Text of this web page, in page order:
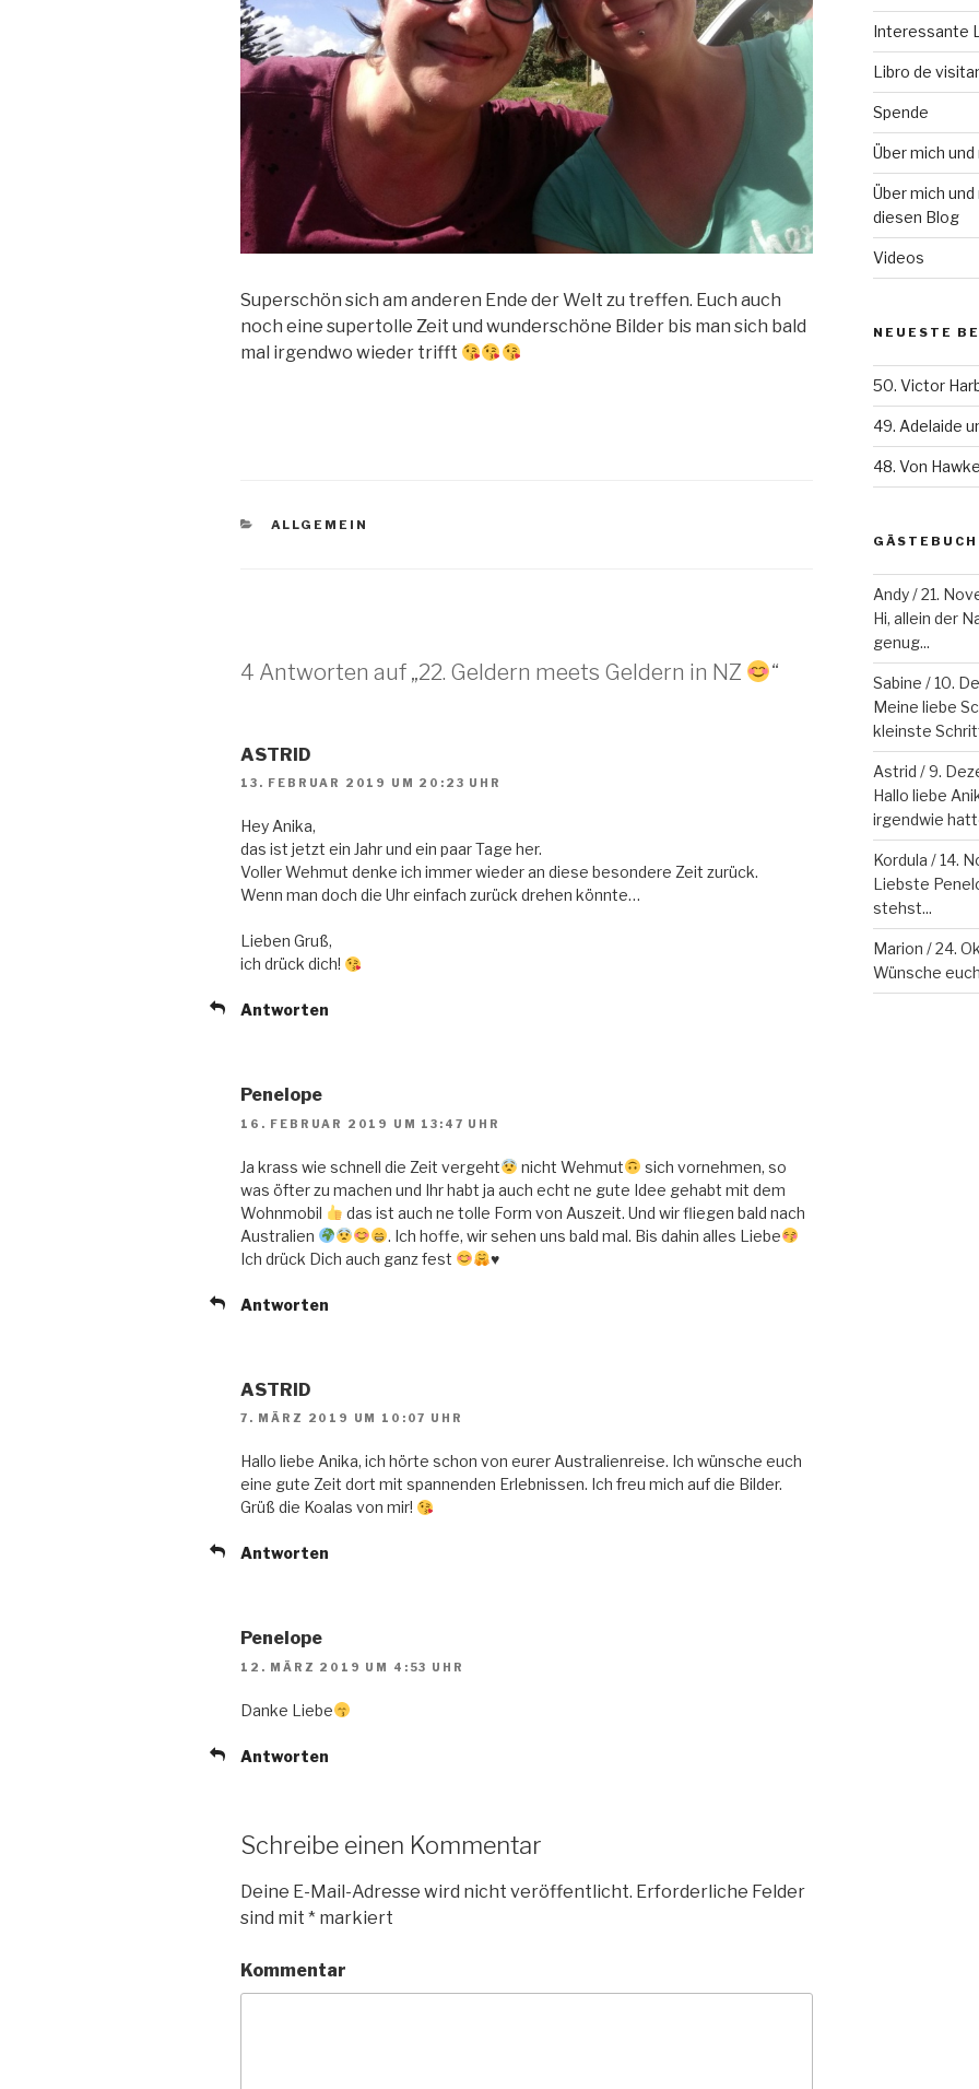
Superschön sich am anderen Ende der Welt zu treffen. Euch auch
noch eine supertolle Zeit und wunderschöne Bilder bis man sich bald
mal irgendwo wieder trifft
KATEGORIEN
ALLGEMEIN
4 Antworten auf „22. Geldern meets Geldern in NZ “
ASTRID
13. FEBRUAR 2019 UM 20:23 UHR
Hey Anika,
das ist jetzt ein Jahr und ein paar Tage her.
Voller Wehmut denke ich immer wieder an diese besondere Zeit zurück.
Wenn man doch die Uhr einfach zurück drehen könnte…
Lieben Gruß,
ich drück dich!
Antworten
Penelope
16. FEBRUAR 2019 UM 13:47 UHR
Ja krass wie schnell die Zeit vergeht nicht Wehmut
sich vornehmen, so
was öfter zu machen und Ihr habt ja auch echt ne gute Idee gehabt mit dem
Wohnmobil
das ist auch ne tolle Form von Auszeit. Und wir fliegen bald nach
Australien
. Ich hoffe, wir sehen uns bald mal. Bis dahin alles Liebe
Ich drück Dich auch ganz fest
♥️
Antworten
ASTRID
7. MÄRZ 2019 UM 10:07 UHR
Hallo liebe Anika, ich hörte schon von eurer Australienreise. Ich wünsche euch
eine gute Zeit dort mit spannenden Erlebnissen. Ich freu mich auf die Bilder.
Grüß die Koalas von mir!
Antworten
Penelope
12. MÄRZ 2019 UM 4:53 UHR
Danke Liebe
Antworten
Schreibe einen Kommentar
Deine E-Mail-Adresse wird nicht veröffentlicht. Erforderliche Felder
sind mit * markiert
Kommentar
Interessante
Libro de
Spende
Über mich
Über mich
diesen Blog
Videos
NEUESTE
50. Victor
49. Adelaide
48. Von
GÄSTEBUCH
Andy/21.
Hi, allein der
genug...
Sabine /10.
Meine liebe
kleinste
Astrid /9.
Hallo liebe
irgendwie
Kordula /14.
Liebste
stehst...
Marion /24.
Wünsche